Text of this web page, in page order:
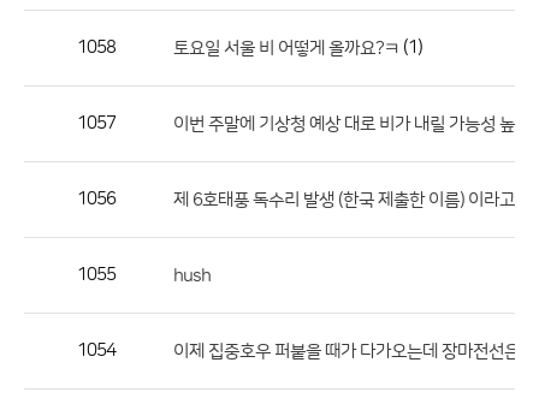
호,
록
1058 토요일 서울 비 어떻게 올까요?ㅋ (1)
1057 이번 주말에 기상청 예상 대로 비가 내릴 가능성 높겠
1056 제 6호태풍 독수리 발생 (한국 제출한 이름) 이라고 했
1055 hush
1054 이제 집중호우 퍼붙을 때가 다가오는데 장마전선은